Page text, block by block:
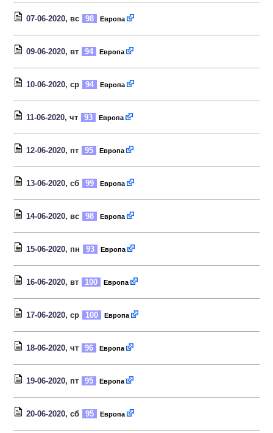
07-06-2020, вс 98 Европа
09-06-2020, вт 94 Европа
10-06-2020, ср 94 Европа
11-06-2020, чт 93 Европа
12-06-2020, пт 95 Европа
13-06-2020, сб 99 Европа
14-06-2020, вс 98 Европа
15-06-2020, пн 93 Европа
16-06-2020, вт 100 Европа
17-06-2020, ср 100 Европа
18-06-2020, чт 96 Европа
19-06-2020, пт 95 Европа
20-06-2020, сб 95 Европа